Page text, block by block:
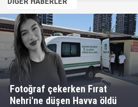
Fotoğraf çekerken Fırat
Nehri'ne düşen Havva öldü